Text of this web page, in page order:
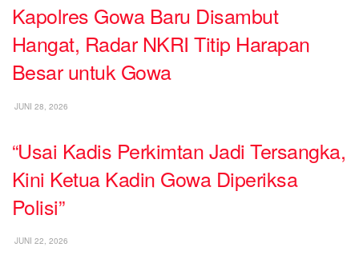
Kapolres Gowa Baru Disambut
Hangat, Radar NKRI Titip Harapan
Besar untuk Gowa
JUNI 28, 2026
“Usai Kadis Perkimtan Jadi Tersangka,
Kini Ketua Kadin Gowa Diperiksa
Polisi”
JUNI 22, 2026